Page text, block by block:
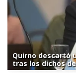
Quirno descartó
tras los dichos